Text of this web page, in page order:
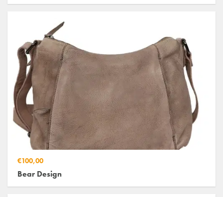
€100,00
Bear Design